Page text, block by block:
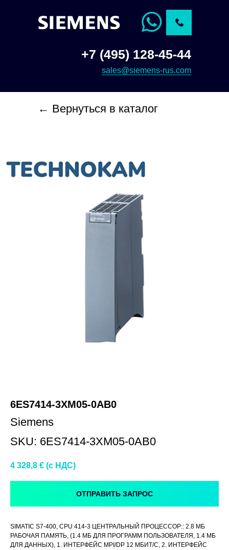
+7 (495) 128-45-44
sales@siemens-rus.com
← Вернуться в каталог
6ES7414-3XM05-0AB0
Siemens
SKU: 6ES7414-3XM05-0AB0
4 328,8 € (c НДС)
ОТПРАВИТЬ ЗАПРОС
SIMATIC S7-400, CPU 414-3 ЦЕНТРАЛЬНЫЙ ПРОЦЕССОР:: 2.8 МБ
РАБОЧАЯ ПАМЯТЬ, (1.4 МБ ДЛЯ ПРОГРАММ ПОЛЬЗОВАТЕЛЯ, 1.4 МБ
ДЛЯ ДАННЫХ), 1. ИНТЕРФЕЙС MPI/DP 12 МБИТ/С, 2. ИНТЕРФЕЙС